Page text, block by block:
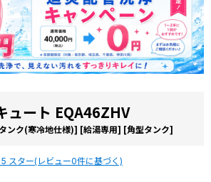
ュート EQA46ZHV
ンク(寒冷地仕様)] [給湯専用] [角型タンク]
スター(レビュー0件に基づく)